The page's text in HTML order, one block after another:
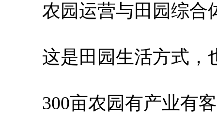
农园运营与田园综合
这是田园生活方式，
300亩农园有产业有客